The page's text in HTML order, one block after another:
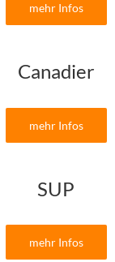
mehr Infos
Canadier
mehr Infos
SUP
mehr Infos